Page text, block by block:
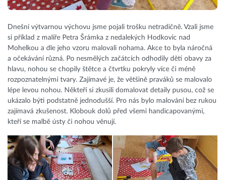
Dnešní výtvarnou výchovu jsme pojali trošku netradičně. Vzali jsme
si příklad z malíře Petra Šrámka z nedalekých Hodkovic nad
Mohelkou a dle jeho vzoru malovali nohama. Akce to byla náročná
a očekávání různá. Po nesmělých začátcích odhodily děti obavy za
hlavu, nohou se chopily štětce a čtvrtku pokryly více či méně
rozpoznatelnými tvary. Zajímavé je, že většině praváků se malovalo
lépe levou nohou. Někteří si zkusili domalovat detaily pusou, což se
ukázalo býti podstatně jednodušší. Pro nás bylo malování bez rukou
zajímavá zkušenost. Klobouk dolů před všemi handicapovanými,
kteří se malbě ústy či nohou věnují.